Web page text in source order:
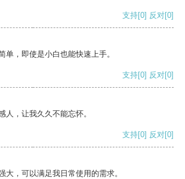
支持[0] 反对[0]
单，即使是小白也能快速上手。
支持[0] 反对[0]
人，让我久久不能忘怀。
支持[0] 反对[0]
大，可以满足我日常使用的需求。